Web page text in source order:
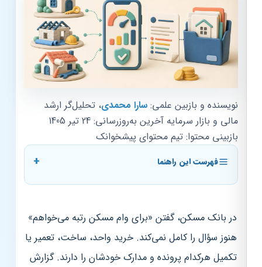
نویسنده و بازبین علمی:سارا محمدی، تحلیل‌گر ارشد
مالی و بازار سرمایه آخرین به‌روزرسانی:24 تیر 1405
بازبینی محتوا: تیم محتوای پیشخوانک
فهرست این راهنما
در بانک مسکن، گفتن «برای وام مسکن رتبه می‌خواهم»
هنوز سؤال را کامل نمی‌کند. خرید واحد، ساخت، تعمیر یا
تکمیل هرکدام پرونده و مدارک خودشان را دارند. گزارش